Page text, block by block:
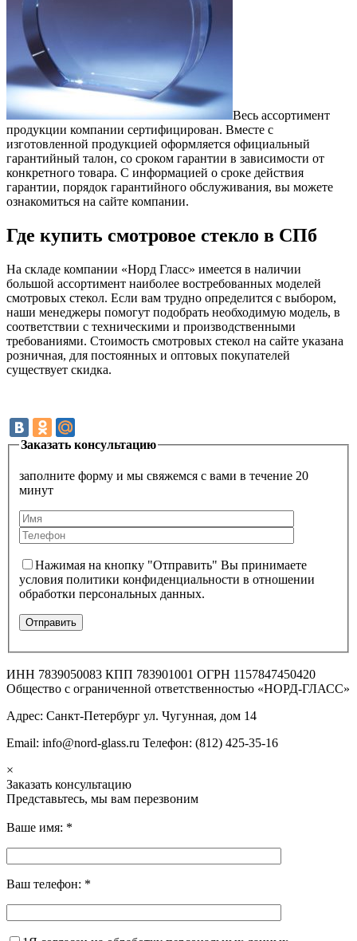
Весь ассортимент
продукции компании сертифицирован. Вместе с
изготовленной продукцией оформляется официальный
гарантийный талон, со сроком гарантии в зависимости от
конкретного товара. С информацией о сроке действия
гарантии, порядок гарантийного обслуживания, вы можете
ознакомиться на сайте компании.
Где купить смотровое стекло в СПб
На складе компании «Норд Гласс» имеется в наличии
большой ассортимент наиболее востребованных моделей
смотровых стекол. Если вам трудно определится с выбором,
наши менеджеры помогут подобрать необходимую модель, в
соответствии с техническими и производственными
требованиями. Стоимость смотровых стекол на сайте указана
розничная, для постоянных и оптовых покупателей
существует скидка.
Заказать консультацию
заполните форму и мы свяжемся с вами в течение 20
минут
Нажимая на кнопку "Отправить" Вы принимаете
условия политики конфиденциальности в отношении
обработки персональных данных.
ИНН 7839050083 КПП 783901001 ОГРН 1157847450420
Общество с ограниченной ответственностью «НОРД-ГЛАСС»
Адрес: Санкт-Петербург ул. Чугунная, дом 14
Email: info@nord-glass.ru Телефон: (812) 425-35-16
×
Заказать консультацию
Представьтесь, мы вам перезвоним
Ваше имя: *
Ваш телефон: *